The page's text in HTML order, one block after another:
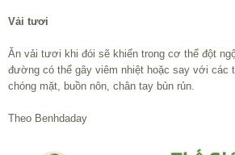
Vải tươi
Ăn vải tươi khi đói sẽ khiến trong cơ thể đột
đường có thể gây viêm nhiệt hoặc say với các
chóng mặt, buồn nôn, chân tay bủn rủn.
Theo Benhdaday